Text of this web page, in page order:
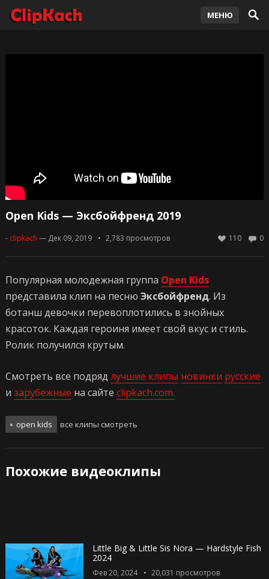
МЕНЮ
Open Kids — Эксбойфренд 2019
- clipkach — Дек 09, 2019 2,783 просмотров 0
110
Популярная молодежная группа Open Kids
представила клип на песню Эксбойфренд. Из
ботанш девочки перевоплотились в знойных
красоток. Каждая героиня имеет свой вкус и стиль.
Ролик получился крутым.
Смотреть все подряд лучшие клипы новинки русские
и зарубежные на сайте clipkach.com.
open kids все клипы смотреть
Похожие видеоклипы
Little Big & Little Sis Nora — Hardstyle Fish
2024
Фев 20, 2024 20,031 просмотров